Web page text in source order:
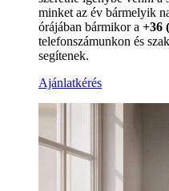
minket az év bármelyik
órájában bármikor a +36
telefonszámunkon és
segítenek.
Ajánlatkérés